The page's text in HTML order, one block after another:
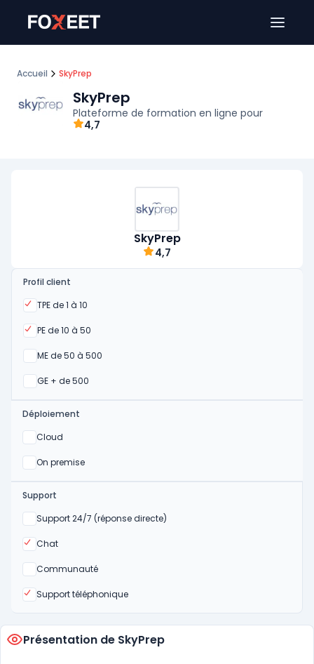
Accueil SkyPrep
SkyPrep
Plateforme de formation en ligne pour
4,7
SkyPrep
4,7
Profil client
TPE de 1 à 10
Oui
PE de 10 à 50
Oui
ME de 50 à 500
Oui
GE + de 500
Oui
Déploiement
Cloud
Oui
On premise
Oui
Support
Support 24/7 (réponse directe)
Non
Chat
Oui
Communauté
Non
Support téléphonique
Oui
Présentation de SkyPrep